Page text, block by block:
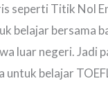
seperti Titik Nol
belajar bersama
luar negeri. Jadi
belajar